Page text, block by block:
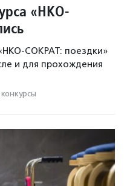
«НКО-
СОКРАТ: поездки»
и для прохождения